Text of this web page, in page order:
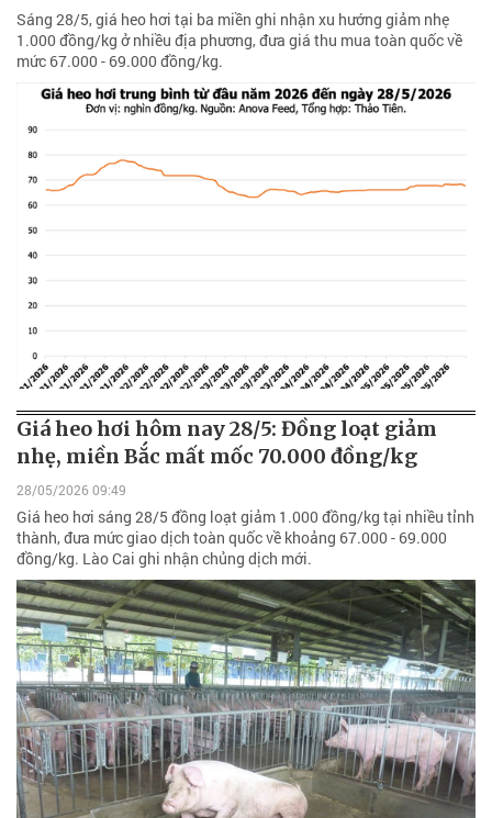
Sáng 28/5, giá heo hơi tại ba miền ghi nhận xu hướng giảm nhẹ
1.000 đồng/kg ở nhiều địa phương, đưa giá thu mua toàn quốc về
mức 67.000 - 69.000 đồng/kg.
Giá heo hơi hôm nay 28/5: Đồng loạt giảm
nhẹ, miền Bắc mất mốc 70.000 đồng/kg
28/05/2026 09:49
Giá heo hơi sáng 28/5 đồng loạt giảm 1.000 đồng/kg tại nhiều tỉnh
thành, đưa mức giao dịch toàn quốc về khoảng 67.000 - 69.000
đồng/kg. Lào Cai ghi nhận chủng dịch mới.